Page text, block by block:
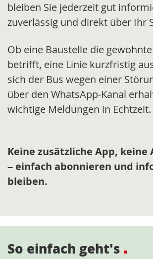
bleiben Sie jederzeit gut
zuverlässig und direkt über Ihr
Ob eine Baustelle die
betrifft, eine Linie kurzfristig
sich der Bus wegen einer
über den WhatsApp-Kanal
wichtige Meldungen in Echtzeit.
Keine zusätzliche App, keine
– einfach abonnieren und
bleiben.
So einfach geht's